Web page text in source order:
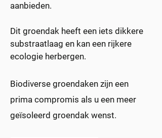
aanbieden.
Dit groendak heeft een iets dikkere
substraatlaag en kan een rijkere
ecologie herbergen.
Biodiverse groendaken zijn een
prima compromis als u een meer
geïsoleerd groendak wenst.